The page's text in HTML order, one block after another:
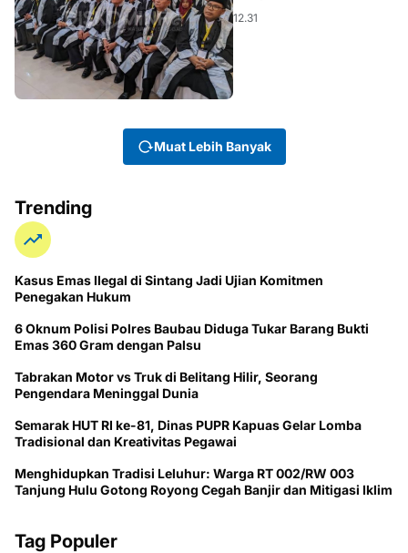
12.31
Muat Lebih Banyak
Trending
Kasus Emas Ilegal di Sintang Jadi Ujian Komitmen
Penegakan Hukum
6 Oknum Polisi Polres Baubau Diduga Tukar Barang Bukti
Emas 360 Gram dengan Palsu
Tabrakan Motor vs Truk di Belitang Hilir, Seorang
Pengendara Meninggal Dunia
Semarak HUT RI ke-81, Dinas PUPR Kapuas Gelar Lomba
Tradisional dan Kreativitas Pegawai
Menghidupkan Tradisi Leluhur: Warga RT 002/RW 003
Tanjung Hulu Gotong Royong Cegah Banjir dan Mitigasi Iklim
Tag Populer